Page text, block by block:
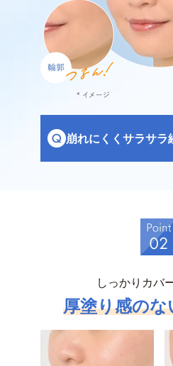
崩れにくくサラサラ
しっかりカバ
厚塗り感の